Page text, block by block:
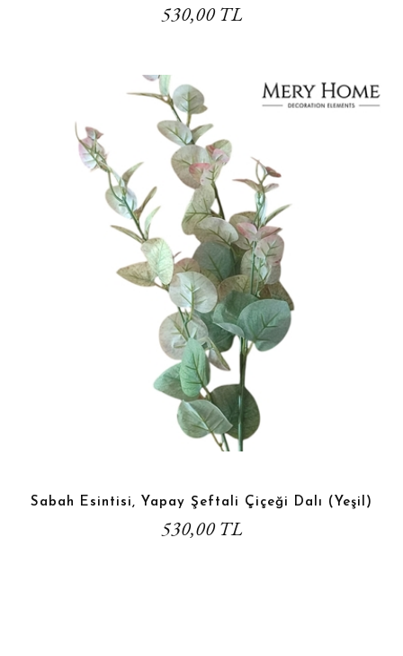
530,00 TL
Sabah Esintisi, Yapay Şeftali Çiçeği Dalı (Yeşil)
530,00 TL